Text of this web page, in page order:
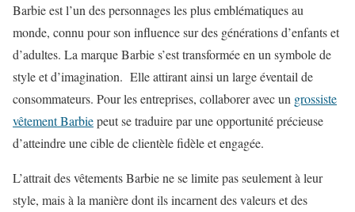
Barbie est l’un des personnages les plus emblématiques au
monde, connu pour son influence sur des générations d’enfants et
d’adultes. La marque Barbie s’est transformée en un symbole de
style et d’imagination. Elle attirant ainsi un large éventail de
consommateurs. Pour les entreprises, collaborer avec un grossiste
vêtement Barbiepeut se traduire par une opportunité précieuse
d’atteindre une cible de clientèle fidèle et engagée.
L’attrait des vêtements Barbie ne se limite pas seulement à leur
style, mais à la manière dont ils incarnent des valeurs et des